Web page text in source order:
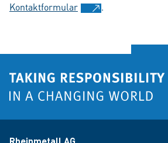
Kontaktformular
.